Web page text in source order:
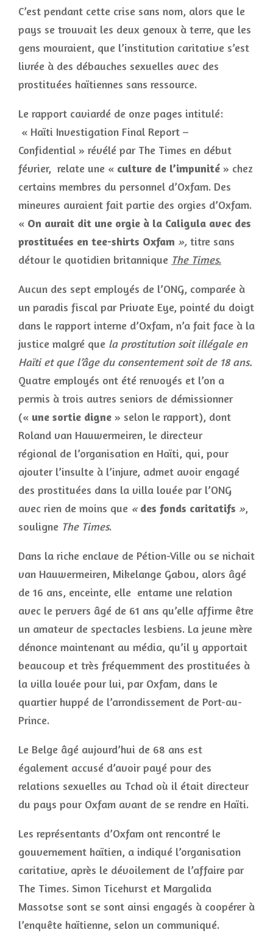
C’est pendant cette crise sans nom, alors que le
pays se trouvait les deux genoux à terre, que les
gens mouraient, que l’institution caritative s’est
livrée à des débauches sexuelles avec des
prostituées haïtiennes sans ressource.
Le rapport caviardé de onze pages intitulé:
« Haïti Investigation Final Report –
Confidential » révélé par The Times en début
février, relate une « culture de l’impunité » chez
certains membres du personnel d’Oxfam. Des
mineures auraient fait partie des orgies d’Oxfam.
« On aurait dit une orgie à la Caligula avec des
prostituées en tee-shirts Oxfam », titre sans
détour le quotidien britannique The Times.
Aucun des sept employés de l’ONG, comparée à
un paradis fiscal par Private Eye, pointé du doigt
dans le rapport interne d’Oxfam, n’a fait face à la
justice malgré que la prostitution soit illégale en
Haïti et que l’âge du consentement soit de 18 ans.
Quatre employés ont été renvoyés et l’on a
permis à trois autres seniors de démissionner
(« une sortie digne » selon le rapport), dont
Roland van Hauwermeiren, le directeur
régional de l’organisation en Haïti, qui, pour
ajouter l’insulte à l’injure, admet avoir engagé
des prostituées dans la villa louée par l’ONG
avec rien de moins que «des fonds caritatifs »,
souligne The Times.
Dans la riche enclave de Pétion-Ville ou se nichait
van Hauwermeiren, Mikelange Gabou, alors âgé
de 16 ans, enceinte, elle entame une relation
avec le pervers âgé de 61 ans qu’elle affirme être
un amateur de spectacles lesbiens. La jeune mère
dénonce maintenant au média, qu’il y apportait
beaucoup et très fréquemment des prostituées à
la villa louée pour lui, par Oxfam, dans le
quartier huppé de l’arrondissement de Port-au-
Prince.
Le Belge âgé aujourd’hui de 68 ans est
également accusé d’avoir payé pour des
relations sexuelles au Tchad où il était directeur
du pays pour Oxfam avant de se rendre en Haïti.
Les représentants d’Oxfam ont rencontré le
gouvernement haïtien, a indiqué l’organisation
caritative, après le dévoilement de l’affaire par
The Times. Simon Ticehurst et Margalida
Massotse sont se sont ainsi engagés à coopérer à
l’enquête haïtienne, selon un communiqué.